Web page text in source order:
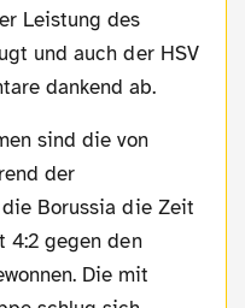
Leistung des
und auch der HSV
dankend ab.
der
Borussia die Zeit
4:2 gegen den
Die mit